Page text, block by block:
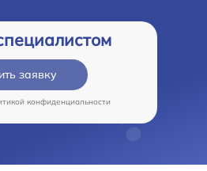
заявку
конфиденциальности